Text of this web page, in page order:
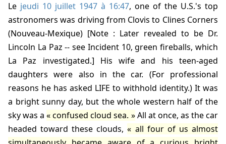
Le jeudi 10 juillet 1947 à 16:47, one of the U.S.'s top
astronomers was driving from Clovis to Clines Corners
(Nouveau-Mexique) [Note : Later revealed to be Dr.
Lincoln La Paz -- see Incident 10, green fireballs, which
La Paz investigated.] His wife and his teen-aged
daughters were also in the car. (For professional
reasons he has asked LIFE to withhold identity.) It was
a bright sunny day, but the whole western half of the
sky was a confused cloud sea.
All at once, as the car
headed toward these clouds,
all four of us almost